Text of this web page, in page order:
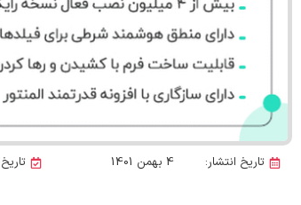
تاریخ انتشار: 4 بهمن 1401